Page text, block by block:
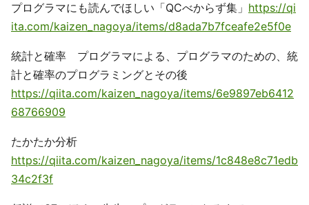
プログラマにも読んでほしい「QCべからず集」 https://qi
ita.com/kaizen_nagoya/items/d8ada7b7fceafe2e5f0e
統計と確率 プログラマによる、プログラマのための、統
計と確率のプログラミングとその後
https://qiita.com/kaizen_nagoya/items/6e9897eb6412
68766909
たかたか分析
https://qiita.com/kaizen_nagoya/items/1c848e8c71edb
34c2f3f